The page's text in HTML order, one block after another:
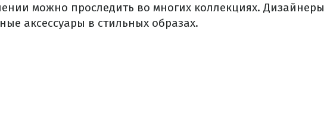
можно проследить во многих коллекциях. Дизайнеры
аксессуары в стильных образах.